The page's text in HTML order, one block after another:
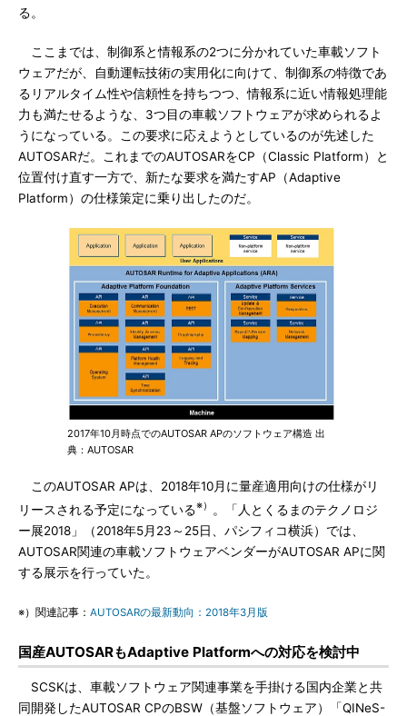
る。
ここまでは、制御系と情報系の2つに分かれていた車載ソフト
ウェアだが、自動運転技術の実用化に向けて、制御系の特徴であ
るリアルタイム性や信頼性を持ちつつ、情報系に近い情報処理能
力も満たせるような、3つ目の車載ソフトウェアが求められるよ
うになっている。この要求に応えようとしているのが先述した
AUTOSARだ。これまでのAUTOSARをCP（Classic Platform）と
位置付け直す一方で、新たな要求を満たすAP（Adaptive
Platform）の仕様策定に乗り出したのだ。
2017年10月時点でのAUTOSAR APのソフトウェア構造 出
典：AUTOSAR
このAUTOSAR APは、2018年10月に量産適用向けの仕様がリ
リースされる予定になっている※）
。「人とくるまのテクノロジ
ー展2018」（2018年5月23～25日、パシフィコ横浜）では、
AUTOSAR関連の車載ソフトウェアベンダーがAUTOSAR APに関
する展示を行っていた。
※）関連記事： AUTOSARの最新動向：2018年3月版
国産AUTOSARもAdaptive Platformへの対応を検討中
SCSKは、車載ソフトウェア関連事業を手掛ける国内企業と共
同開発したAUTOSAR CPのBSW（基盤ソフトウェア）「QINeS-